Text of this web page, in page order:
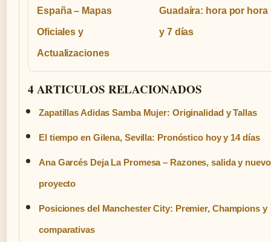
España – Mapas
Oficiales y
Actualizaciones
Guadaíra: hora por hora
y 7 días
4 ARTICULOS RELACIONADOS
Zapatillas Adidas Samba Mujer: Originalidad y Tallas
El tiempo en Gilena, Sevilla: Pronóstico hoy y 14 días
Ana Garcés Deja La Promesa – Razones, salida y nuevo
proyecto
Posiciones del Manchester City: Premier, Champions y
comparativas